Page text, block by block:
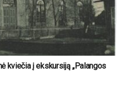
kviečia į ekskursiją „Palangos